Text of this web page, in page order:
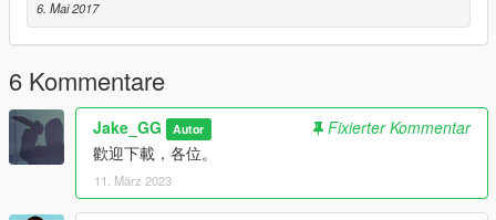
6. Mai 2017
6 Kommentare
Jake_GG Autor
Fixierter Kommentar
歡迎下載，各位。
11. März 2023